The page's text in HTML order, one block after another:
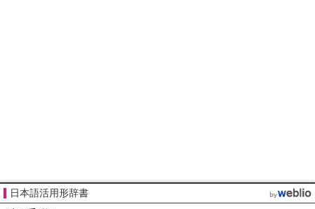
日本語活用形辞書